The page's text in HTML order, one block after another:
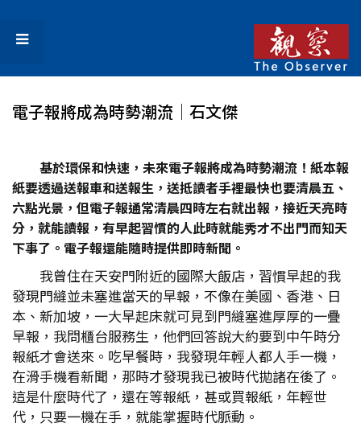
電子報將成為時勢潮流│石文傑
基於環保和快速，未來電子報將成為時勢潮流！紙本報
紙要透過送報車和送報生，送抵讀者手裡最快也要清晨五、
六點光景，但電子報通常清晨四時左右就出報，接近天亮時
分，就能讀報，有早起習慣的人此時就能秀才不出門而知天
下事了。電子報還能隨時提供即時新聞。
我曾住在天安門附近的國際大飯店，習慣早起的我
發現門縫並未塞進當天的早報，不像在美國、香港、日
本、新加坡，一大早起床就可見到門縫塞進厚厚的一疊
早報，我問櫃台服務生，他們回答說大約要到中午時分
報紙才會送來。吃早餐時，我發現年輕人都人手一機，
在滑手機看新聞，那時才發現我已被時代拋諸在後了。
這是什麼時代了，還在等報紙，甚或買報紙，年輕世
代，只要一機在手，就能掌握時代脈動。